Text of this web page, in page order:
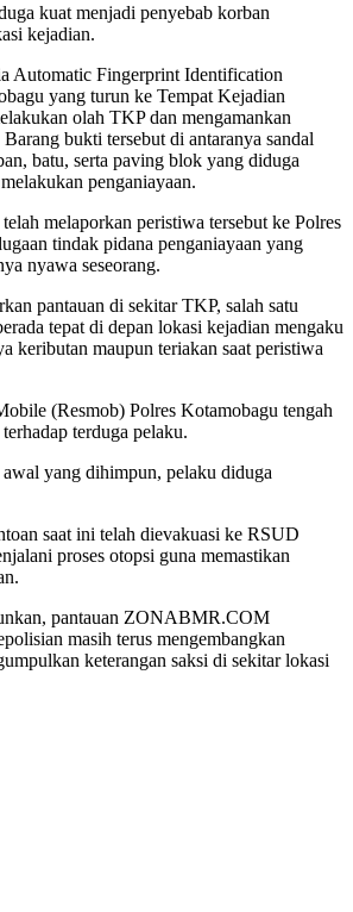
kuat menjadi penyebab korban
kejadian.
Automatic Fingerprint Identification
yang turun ke Tempat Kejadian
olah TKP dan mengamankan
bukti tersebut di antaranya sandal
batu, serta paving blok yang diduga
penganiayaan.
melaporkan peristiwa tersebut ke Polres
tindak pidana penganiayaan yang
nyawa seseorang.
pantauan di sekitar TKP, salah satu
tepat di depan lokasi kejadian mengaku
keributan maupun teriakan saat peristiwa
(Resmob) Polres Kotamobagu tengah
terduga pelaku.
yang dihimpun, pelaku diduga
saat ini telah dievakuasi ke RSUD
proses otopsi guna memastikan
pantauan ZONABMR.COM
masih terus mengembangkan
keterangan saksi di sekitar lokasi